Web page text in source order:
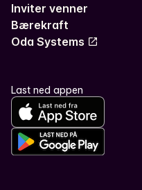
Inviter venner
Bærekraft
Oda Systems
Last ned appen